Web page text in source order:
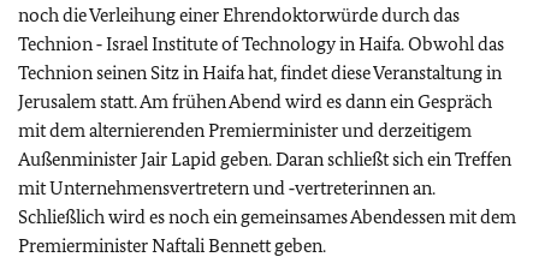
noch die Verleihung einer Ehrendoktorwürde durch das
Technion ‑ Israel Institute of Technology in Haifa. Obwohl das
Technion seinen Sitz in Haifa hat, findet diese Veranstaltung in
Jerusalem statt. Am frühen Abend wird es dann ein Gespräch
mit dem alternierenden Premierminister und derzeitigem
Außenminister Jair Lapid geben. Daran schließt sich ein Treffen
mit Unternehmensvertretern und ‑vertreterinnen an.
Schließlich wird es noch ein gemeinsames Abendessen mit dem
Premierminister Naftali Bennett geben.